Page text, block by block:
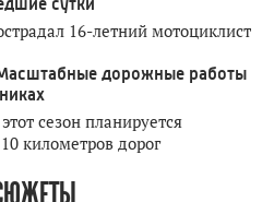
16-летний мотоциклист
дорожные работы
сезон планируется
километров дорог